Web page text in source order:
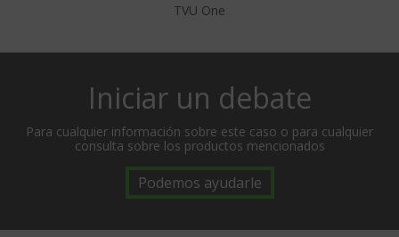
TVU One
Iniciar un debate
Para cualquier información sobre este caso o para cualquier
consulta sobre los productos mencionados
Podemos ayudarle